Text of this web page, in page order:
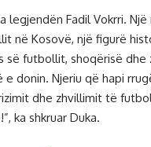
legjendën Fadil Vokrri. Një
në Kosovë, një figurë
së futbollit, shoqërisë dhe
donin. Njeriu që hapi
dhe zhvillimit të
ka shkruar Duka.